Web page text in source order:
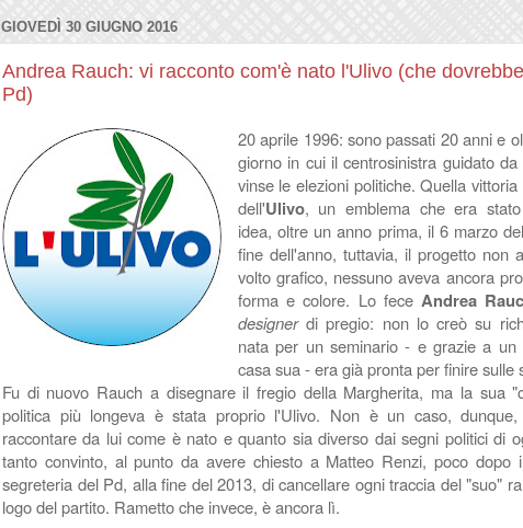
GIOVEDÌ 30 GIUGNO 2016
Andrea Rauch: vi racconto com'è nato l'Ulivo (che
Pd)
20 aprile 1996: sono passati 20 anni e
giorno in cui il centrosinistra guidato da
vinse le elezioni politiche. Quella
dell'Ulivo, un emblema che era
idea, oltre un anno prima, il 6 marzo
fine dell'anno, tuttavia, il progetto non
volto grafico, nessuno aveva ancora
forma e colore. Lo fece Andrea
designerdi pregio: non lo creò su
nata per un seminario - e grazie a
casa sua - era già pronta per finire sulle
Fu di nuovo Rauch a disegnare il fregio della Margherita, ma la sua
politica più longeva è stata proprio l'Ulivo. Non è un caso,
raccontare da lui come è nato e quanto sia diverso dai segni politici di
tanto convinto, al punto da avere chiesto a Matteo Renzi, poco dopo
segreteria del Pd, alla fine del 2013, di cancellare ogni traccia del "suo"
logo del partito. Rametto che invece, è ancora lì.